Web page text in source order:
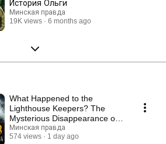
История Ольги
Минская правда
19K views
6 months ago
What Happened to the
Lighthouse Keepers? The
Mysterious Disappearance on
Eilean Mor
Минская правда
574 views
1 day ago